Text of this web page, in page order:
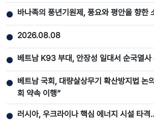
● 바나족의 풍년기원제, 풍요와 평안을 향한
● 2026.08.08
● 베트남 K93 부대, 안장성 일대서 순국열사
● 베트남 국회, 대량살상무기 확산방지법 논
회 약속 이행”
● 러시아, 우크라이나 핵심 에너지 시설 타